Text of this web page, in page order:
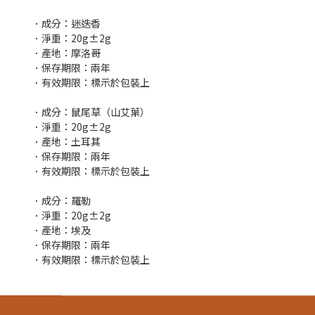
．成分：迷迭香
．淨重：20g±2g
．產地：摩洛哥
．保存期限：兩年
．有效期限：標示於包裝上
．成分：鼠尾草（山艾葉）
．淨重：20g±2g
．產地：土耳其
．保存期限：兩年
．有效期限：標示於包裝上
．成分：羅勒
．淨重：20g±2g
．產地：埃及
．保存期限：兩年
．有效期限：標示於包裝上